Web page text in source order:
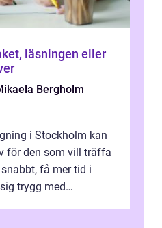
läsningen eller
Bergholm
i Stockholm kan
för den som vill träffa
få mer tid i
trygg med